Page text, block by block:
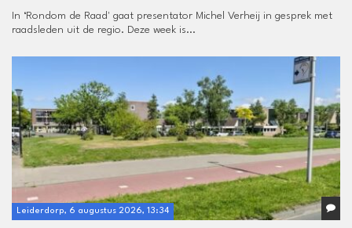
In ‘Rondom de Raad' gaat presentator Michel Verheij in gesprek met
raadsleden uit de regio. Deze week is...
Leiderdorp, 6 augustus 2026, 13:34